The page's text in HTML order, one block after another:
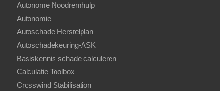
Autonome Noodremhulp
Autonomie
Autoschade Herstelplan
Autoschadekeuring-ASK
Basiskennis schade calculeren
Calculatie Toolbox
Crosswind Stabilisation